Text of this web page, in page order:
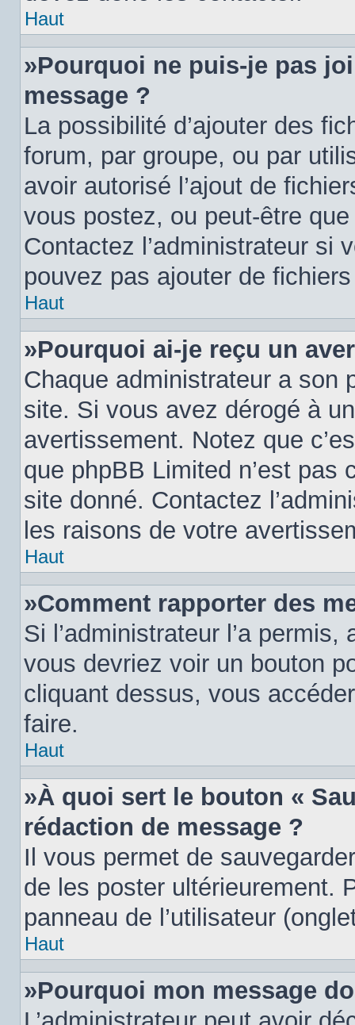
Haut
»Pourquoi ne puis-je pas
message ?
La possibilité d’ajouter des
forum, par groupe, ou par
avoir autorisé l’ajout de
vous postez, ou peut-être
Contactez l’administrateur si
pouvez pas ajouter de
Haut
»Pourquoi ai-je reçu un
Chaque administrateur a son
site. Si vous avez dérogé à
avertissement. Notez que
que phpBB Limited n’est pas
site donné. Contactez
les raisons de votre
Haut
»Comment rapporter des
Si l’administrateur l’a
vous devriez voir un bouton
cliquant dessus, vous
faire.
Haut
»À quoi sert le bouton «
rédaction de message ?
Il vous permet de
de les poster ultérieurement.
panneau de l’utilisateur
Haut
»Pourquoi mon message